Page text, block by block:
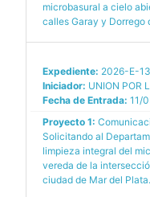
microbasural a cielo
calles Garay y Dorrego
Expediente: 2026-E-
Iniciador: UNION POR
Fecha de Entrada: 11/
Proyecto 1:
Solicitando al
limpieza integral del
vereda de la
ciudad de Mar del Plata.